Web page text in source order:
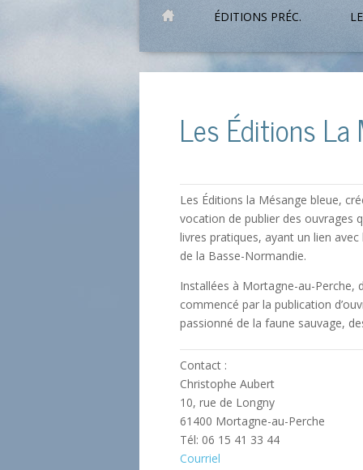
ÉDITIONS PRÉC.
Les Éditions La
Les Éditions la Mésange bleue,
vocation de publier des ouvrages
livres pratiques, ayant un lien
de la Basse-Normandie.
Installées à Mortagne-au-Perche,
commencé par la publication
passionné de la faune sauvage,
Contact :
Christophe Aubert
10, rue de Longny
61400 Mortagne-au-Perche
Tél: 06 15 41 33 44
Courriel